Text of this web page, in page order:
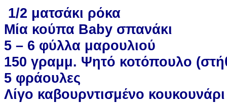
1/2 ματσάκι ρόκα
Μία κούπα Baby σπανάκι
5 – 6 φύλλα μαρουλιού
150 γραμμ. Ψητό κοτόπουλο
5 φράουλες
Λίγο καβουρντισμένο κουκουνάρι